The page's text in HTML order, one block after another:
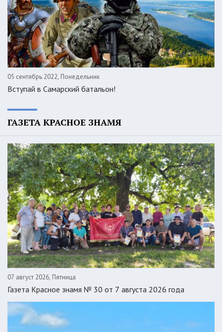
05 сентябрь 2022, Понедельник
Вступай в Самарский батальон!
ГАЗЕТА КРАСНОЕ ЗНАМЯ
07 август 2026, Пятница
Газета Красное знамя № 30 от 7 августа 2026 года